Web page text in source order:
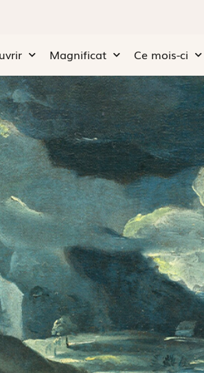
Magnificat Ce mois-ci